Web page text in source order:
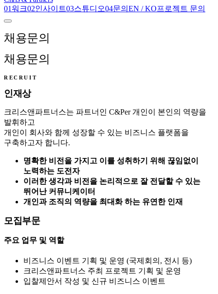
01워크02인사이트03스튜디오04문의 EN /KO프로젝트 문의
채용문의
채용문의
RECRUIT
인재상
크리스앤파트너스는 파트너인 C&Per 개인이 본인의 역량을
발휘하고
개인이 회사와 함께 성장할 수 있는 비즈니스 플랫폼을
구축하고자 합니다.
명확한 비전을 가지고 이를 성취하기 위해 끊임없이
노력하는 도전자
이러한 생각과 비전을 논리적으로 잘 전달할 수 있는
뛰어난 커뮤니케이터
개인과 조직의 역량을 최대화 하는 유연한 인재
모집부문
주요 업무 및 역할
비즈니스 이벤트 기획 및 운영 (국제회의, 전시 등)
크리스앤파트너스 주최 프로젝트 기획 및 운영
입찰제안서 작성 및 신규 비즈니스 이벤트